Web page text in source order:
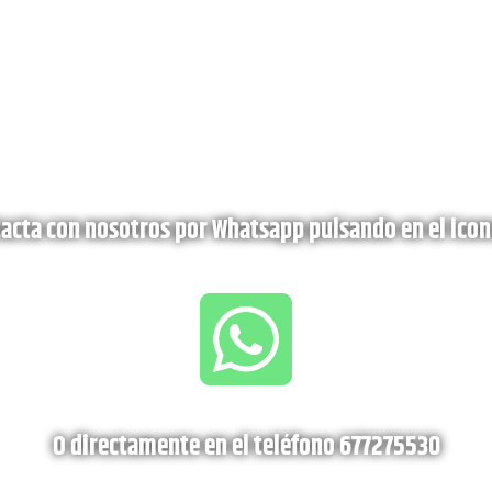
con nosotros por Whatsapp pulsando en el
O directamente en el teléfono 677275530